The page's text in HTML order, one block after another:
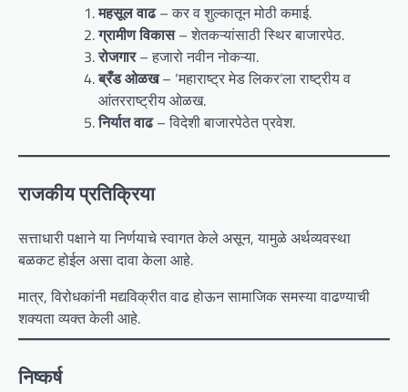
महसूल वाढ– कर व शुल्कातून मोठी कमाई.
ग्रामीण विकास– शेतकऱ्यांसाठी स्थिर बाजारपेठ.
रोजगार– हजारो नवीन नोकऱ्या.
ब्रँड ओळख– ‘महाराष्ट्र मेड लिकर’ला राष्ट्रीय व
आंतरराष्ट्रीय ओळख.
निर्यात वाढ– विदेशी बाजारपेठेत प्रवेश.
राजकीय प्रतिक्रिया
सत्ताधारी पक्षाने या निर्णयाचे स्वागत केले असून, यामुळे अर्थव्यवस्था
बळकट होईल असा दावा केला आहे.
मात्र, विरोधकांनी मद्यविक्रीत वाढ होऊन सामाजिक समस्या वाढण्याची
शक्यता व्यक्त केली आहे.
निष्कर्ष